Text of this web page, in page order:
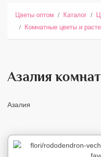
Цветы оптом Каталог
Комнатные цветы и
Азалия
Азалия